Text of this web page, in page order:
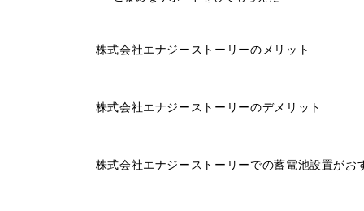
株式会社エナジーストーリーのメリット
株式会社エナジーストーリーのデメリット
株式会社エナジーストーリーでの蓄電池設置がお